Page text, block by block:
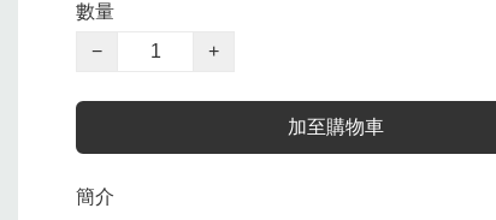
數量
−
+
加至購物車
簡介